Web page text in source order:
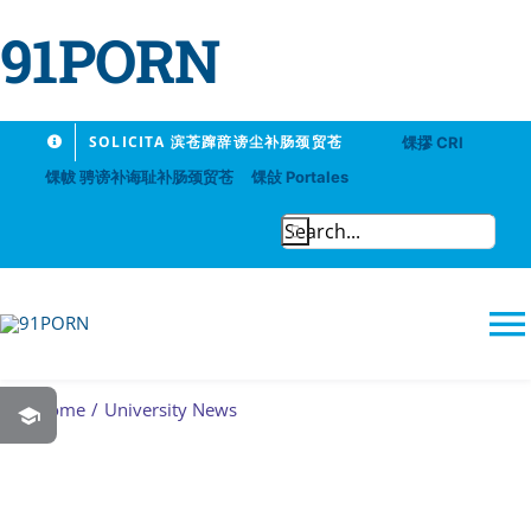
91PORN
SOLICITA 滨苍蹿辞谤尘补肠颈贸苍
馃摎 CRI
馃帗 骋谤补诲耻补肠颈贸苍
馃敆 Portales
Search
for:
Home University News